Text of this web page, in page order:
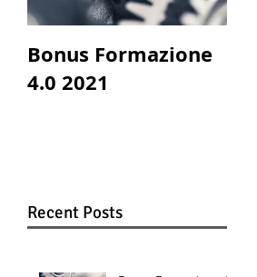
Bonus Formazione
4.0 2021
Recent Posts